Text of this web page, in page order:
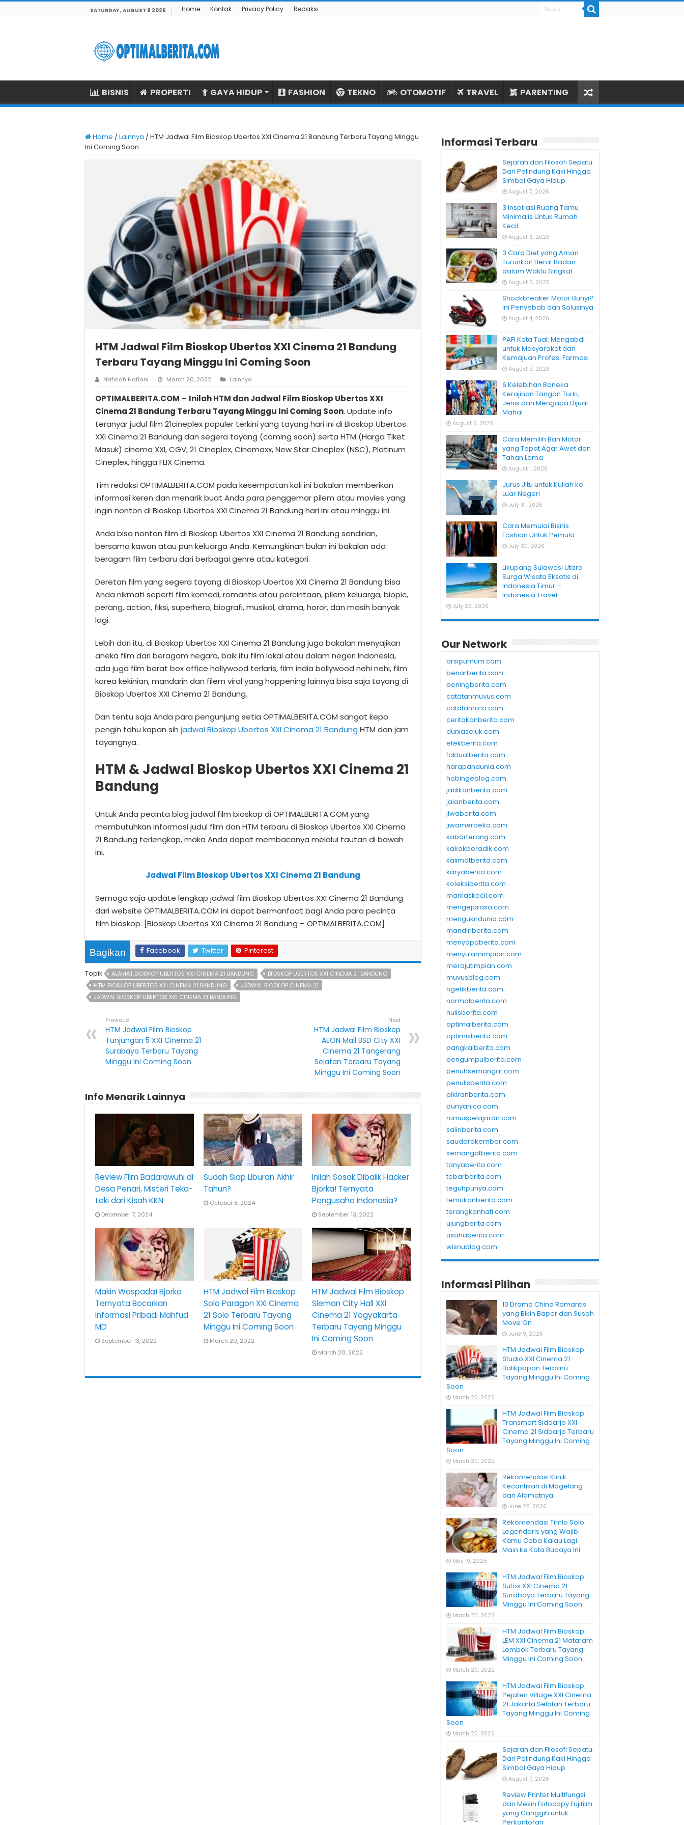
SATURDAY , AUGUST 8 2026 Home Kontak Privacy Policy Redaksi
BISNIS PROPERTI GAYA HIDUP FASHION TEKNO OTOMOTIF TRAVEL PARENTING
Home /Lainnya /HTM Jadwal Film Bioskop Ubertos XXI Cinema 21 Bandung Terbaru Tayang Minggu
Ini Coming Soon
HTM Jadwal Film Bioskop Ubertos XXI Cinema 21 Bandung
Terbaru Tayang Minggu Ini Coming Soon
Nafisah Haflani March 20, 2022 Lainnya
OPTIMALBERITA.COM – Inilah HTM dan Jadwal Film Bioskop Ubertos XXI
Cinema 21 Bandung Terbaru Tayang Minggu Ini Coming Soon. Update info
teranyar judul film 21cineplex populer terkini yang tayang hari ini di Bioskop Ubertos
XXI Cinema 21 Bandung dan segera tayang (coming soon) serta HTM (Harga Tiket
Masuk) cinema XXI, CGV, 21 Cineplex, Cinemaxx, New Star Cineplex (NSC), Platinum
Cineplex, hingga FLIX Cinema.
Tim redaksi OPTIMALBERITA.COM pada kesempatan kali ini bakalan memberikan
informasi keren dan menarik buat Anda para penggemar pilem atau movies yang
ingin nonton di Bioskop Ubertos XXI Cinema 21 Bandung hari ini atau minggu ini.
Anda bisa nonton film di Bioskop Ubertos XXI Cinema 21 Bandung sendirian,
bersama kawan atau pun keluarga Anda. Kemungkinan bulan ini bakalan ada
beragam film terbaru dari berbagai genre atau kategori.
Deretan film yang segera tayang di Bioskop Ubertos XXI Cinema 21 Bandung bisa
Anda nikmati seperti film komedi, romantis atau percintaan, pilem keluarga, biopic,
perang, action, fiksi, superhero, biografi, musikal, drama, horor, dan masih banyak
lagi.
Lebih dari itu, di Bioskop Ubertos XXI Cinema 21 Bandung juga bakalan menyajikan
aneka film dari beragam negara, baik itu film lokal atau dalam negeri Indonesia,
ada juga film barat box office hollywood terlaris, film india bollywood nehi nehi, film
korea kekinian, mandarin dan filem viral yang happening lainnya bisa saja tayang di
Bioskop Ubertos XXI Cinema 21 Bandung.
Dan tentu saja Anda para pengunjung setia OPTIMALBERITA.COM sangat kepo
pengin tahu kapan sih jadwal Bioskop Ubertos XXI Cinema 21 Bandung HTM dan jam
tayangnya.
HTM & Jadwal Bioskop Ubertos XXI Cinema 21
Bandung
Untuk Anda pecinta blog jadwal film bioskop di OPTIMALBERITA.COM yang
membutuhkan informasi judul film dan HTM terbaru di Bioskop Ubertos XXI Cinema
21 Bandung terlengkap, maka Anda dapat membacanya melalui tautan di bawah
ini.
Jadwal Film Bioskop Ubertos XXI Cinema 21 Bandung
Semoga saja update lengkap jadwal film Bioskop Ubertos XXI Cinema 21 Bandung
dari website OPTIMALBERITA.COM ini dapat bermanfaat bagi Anda para pecinta
film bioskop. [Bioskop Ubertos XXI Cinema 21 Bandung – OPTIMALBERITA.COM]
Bagikan Facebook Twitter Pinterest
Topik ALAMAT BIOSKOP UBERTOS XXI CINEMA 21 BANDUNG
BIOSKOP UBERTOS XXI CINEMA 21 BANDUNG
HTM BIOSKOP UBERTOS XXI CINEMA 21 BANDUNG
JADWAL BIOSKOP CINEMA 21
JADWAL BIOSKOP UBERTOS XXI CINEMA 21 BANDUNG
Previous
HTM Jadwal Film Bioskop
Tunjungan 5 XXI Cinema 21
Surabaya Terbaru Tayang
Minggu Ini Coming Soon
Next
HTM Jadwal Film Bioskop
AEON Mall BSD City XXI
Cinema 21 Tangerang
Selatan Terbaru Tayang
Minggu Ini Coming Soon
Info Menarik Lainnya
Review Film Badarawuhi di
Desa Penari, Misteri Teka-
teki dari Kisah KKN
December 7, 2024
Sudah Siap Liburan Akhir
Tahun?
October 8, 2024
Inilah Sosok Dibalik Hacker
Bjorka! Ternyata
Pengusaha Indonesia?
September 13, 2022
Makin Waspada! Bjorka
Ternyata Bocorkan
Informasi Pribadi Mahfud
MD
September 13, 2022
HTM Jadwal Film Bioskop
Solo Paragon XXI Cinema
21 Solo Terbaru Tayang
Minggu Ini Coming Soon
March 20, 2022
HTM Jadwal Film Bioskop
Sleman City Hall XXI
Cinema 21 Yogyakarta
Terbaru Tayang Minggu
Ini Coming Soon
March 20, 2022
Informasi Terbaru
Sejarah dan Filosofi Sepatu:
Dari Pelindung Kaki Hingga
Simbol Gaya Hidup
August 7, 2026
3 Inspirasi Ruang Tamu
Minimalis Untuk Rumah
Kecil
August 6, 2026
3 Cara Diet yang Aman
Turunkan Berat Badan
dalam Waktu Singkat
August 5, 2026
Shockbreaker Motor Bunyi?
Ini Penyebab dan Solusinya
August 4, 2026
PAFI Kota Tual: Mengabdi
untuk Masyarakat dan
Kemajuan Profesi Farmasi
August 3, 2026
6 Kelebihan Boneka
Kerajinan Tangan Turki,
Jenis dan Mengapa Dijual
Mahal
August 2, 2026
Cara Memilih Ban Motor
yang Tepat Agar Awet dan
Tahan Lama
August 1, 2026
Jurus Jitu untuk Kuliah ke
Luar Negeri
July 31, 2026
Cara Memulai Bisnis
Fashion Untuk Pemula
July 30, 2026
Likupang Sulawesi Utara
Surga Wisata Eksotis di
Indonesia Timur –
Indonesia Travel
July 29, 2026
Our Network
arsipumum.com
benarberita.com
beningberita.com
catatanmuvus.com
catatannico.com
ceritakanberita.com
duniasejuk.com
efekberita.com
faktualberita.com
harapandunia.com
hobingeblog.com
jadikanberita.com
jalanberita.com
jiwaberita.com
jiwamerdeka.com
kabarterang.com
kakakberadik.com
kalimatberita.com
karyaberita.com
koleksiberita.com
markaskecil.com
mengejarasa.com
mengukirdunia.com
mandiriberita.com
menyapaberita.com
menyulamimpian.com
merajutimpian.com
muvusblog.com
ngetikberita.com
normalberita.com
nulisberita.com
optimalberita.com
optimisberita.com
pangkalberita.com
pengumpulberita.com
penuhsemangat.com
penulisberita.com
pikiranberita.com
punyanico.com
rumuspelajaran.com
salinberita.com
saudarakembar.com
semangatberita.com
tanyaberita.com
tebarberita.com
teguhpunya.com
temukanberita.com
terangkanhati.com
ujungberita.com
usahaberita.com
wisnublog.com
Informasi Pilihan
10 Drama China Romantis
yang Bikin Baper dan Susah
Move On
June 9, 2025
HTM Jadwal Film Bioskop
Studio XXI Cinema 21
Balikpapan Terbaru
Tayang Minggu Ini Coming
Soon
March 20, 2022
HTM Jadwal Film Bioskop
Transmart Sidoarjo XXI
Cinema 21 Sidoarjo Terbaru
Tayang Minggu Ini Coming
Soon
March 20, 2022
Rekomendasi Klinik
Kecantikan di Magelang
dan Alamatnya
June 28, 2026
Rekomendasi Timlo Solo
Legendaris yang Wajib
Kamu Coba Kalau Lagi
Main ke Kota Budaya Ini
May 19, 2025
HTM Jadwal Film Bioskop
Sutos XXI Cinema 21
Surabaya Terbaru Tayang
Minggu Ini Coming Soon
March 20, 2022
HTM Jadwal Film Bioskop
LEM XXI Cinema 21 Mataram
Lombok Terbaru Tayang
Minggu Ini Coming Soon
March 20, 2022
HTM Jadwal Film Bioskop
Pejaten Village XXI Cinema
21 Jakarta Selatan Terbaru
Tayang Minggu Ini Coming
Soon
March 20, 2022
Sejarah dan Filosofi Sepatu:
Dari Pelindung Kaki Hingga
Simbol Gaya Hidup
August 7, 2026
Review Printer Multifungsi
dan Mesin Fotocopy Fujifilm
yang Canggih untuk
Perkantoran